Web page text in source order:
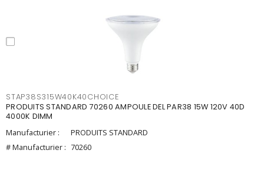
STAP38S315W40K40CHOICE
PRODUITS STANDARD 70260 AMPOULE DEL PAR38 15W 120V 40D
4000K DIMM
Manufacturier :
PRODUITS STANDARD
# Manufacturier : 70260